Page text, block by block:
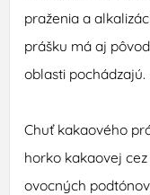
praženia a
prášku má aj
oblasti pochádzajú.
Chuť kakaového
horko kakaovej
ovocných